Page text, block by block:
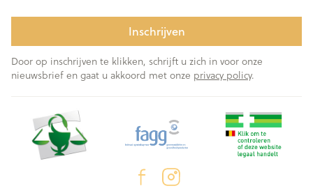
Inschrijven
Door op inschrijven te klikken, schrijft u zich in voor onze
nieuwsbrief en gaat u akkoord met onze privacy policy.